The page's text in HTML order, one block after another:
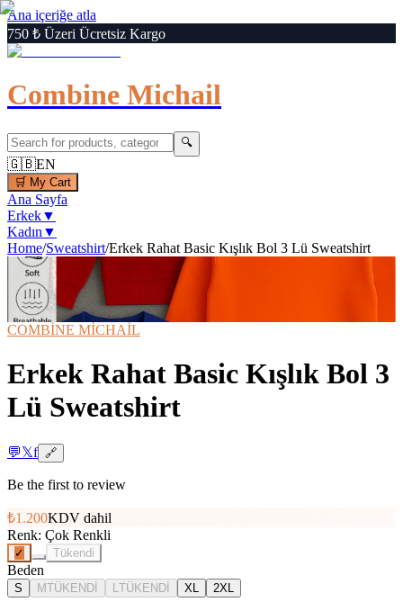
Ana içeriğe atla
750 ₺ Üzeri Ücretsiz Kargo
Combine Michail
🔍
🇬🇧EN
🛒 My Cart
Ana Sayfa
Erkek▼
Kadın ▼
Home/Sweatshirt/Erkek Rahat Basic Kışlık Bol 3 Lü Sweatshirt
› 1 / 🔍Büyüt
📦 Kargo Bedava⚡ Hızlı Teslimat
COMBİNE MİCHAİL
Erkek Rahat Basic Kışlık Bol 3
Lü Sweatshirt
💬𝕏f 🔗
Be the first to review
₺1.200KDV dahil
Renk: Çok Renkli
✓ Tükendi
Beden
S MTÜKENDİ TÜKENDİ XL 2XL